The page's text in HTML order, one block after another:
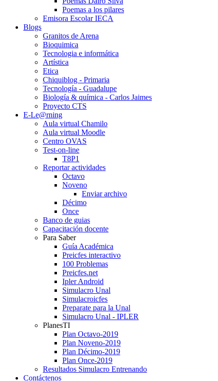
Poemas a los pilares
Emisora Escolar IECA
Blogs
Granitos de Arena
Bioquimica
Tecnologia e informática
Artística
Etica
Chiquiblog - Primaria
Tecnología - Guadalupe
Biología & química - Carlos Jaimes
Proyecto CTS
E-Le@rning
Aula virtual Chamilo
Aula virtual Moodle
Centro OVAS
Test-on-line
T8P1
Reportar actividades
Octavo
Noveno
Enviar archivo
Décimo
Once
Banco de guias
Capacitación docente
Para Saber
Guía Académica
Preicfes interactivo
100 Problemas
Preicfes.net
Ipler Android
Simulacro Unal
Simulacroicfes
Preparate para la Unal
Simulacro Unal - IPLER
PlanesTI
Plan Octavo-2019
Plan Noveno-2019
Plan Décimo-2019
Plan Once-2019
Resultados Simulacro Entrenando
Contáctenos